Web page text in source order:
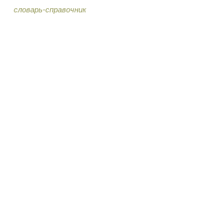
словарь-справочник